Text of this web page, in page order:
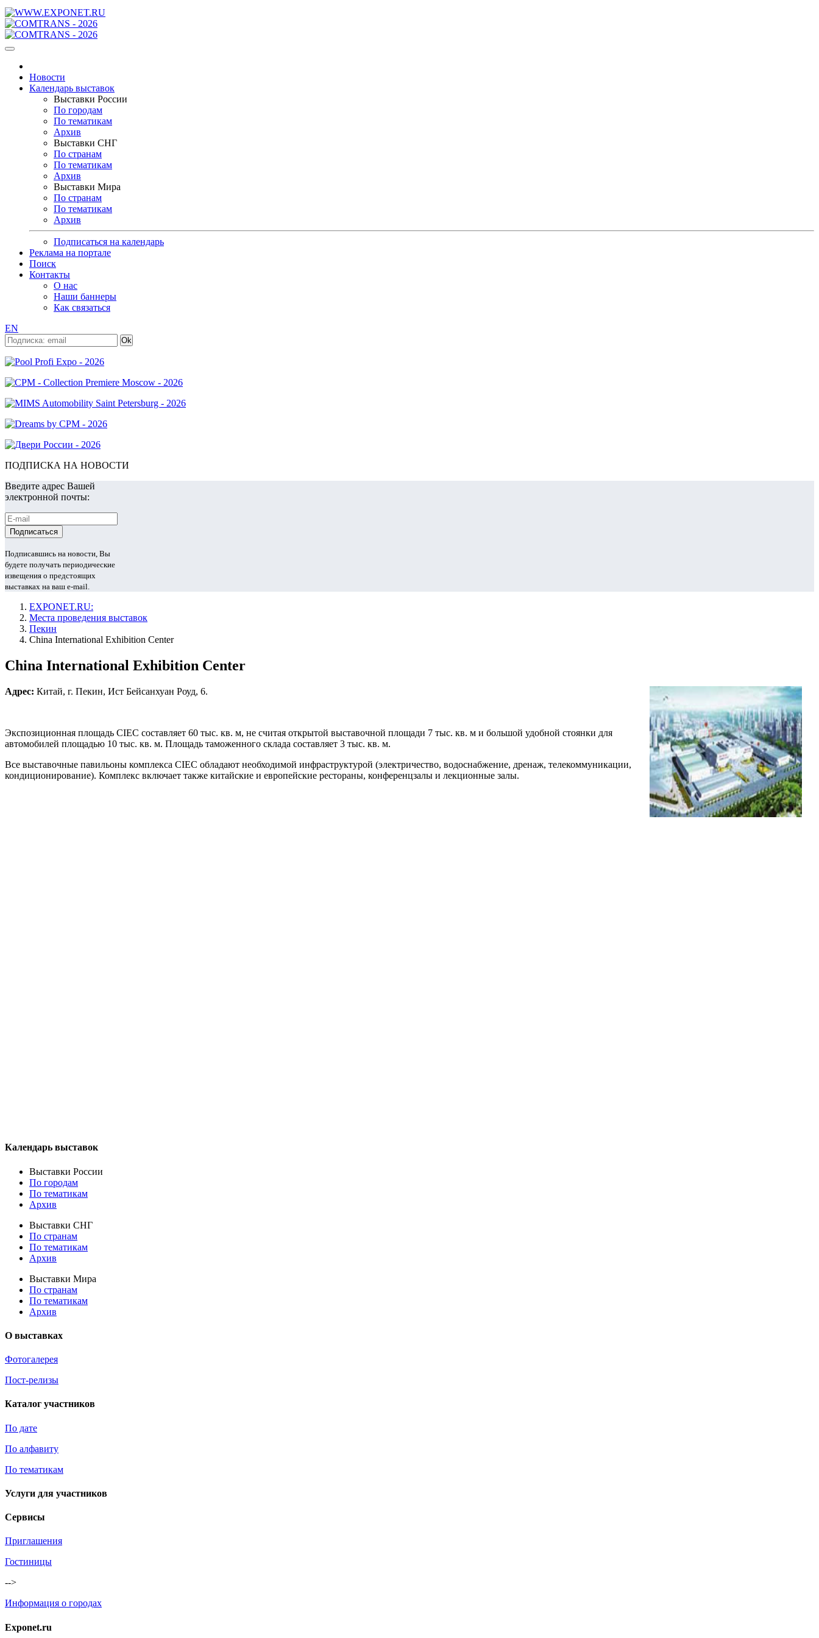
Новости
Календарь выставок
Выставки России
По городам
По тематикам
Архив
Выставки СНГ
По странам
По тематикам
Архив
Выставки Мира
По странам
По тематикам
Архив
Подписаться на календарь
Реклама на портале
Поиск
Контакты
О нас
Наши баннеры
Как связаться
EN
ПОДПИСКА НА НОВОСТИ
Введите адрес Вашей
электронной почты:
Подписавшись на новости, Вы
будете получать периодические
извещения о предстоящих
выставках на ваш e-mail.
EXPONET.RU:
Места проведения выставок
Пекин
China International Exhibition Center
China International Exhibition Center
Адрес: Китай, г. Пекин, Ист Бейсанхуан Роуд, 6.
Экспозиционная площадь CIEC составляет 60 тыс. кв. м, не считая открытой выставочной площади 7 тыс. кв. м и большой удобной стоянки для
автомобилей площадью 10 тыс. кв. м. Площадь таможенного склада составляет 3 тыс. кв. м.
Все выставочные павильоны комплекса CIEC обладают необходимой инфраструктурой (электричество, водоснабжение, дренаж, телекоммуникации,
кондиционирование). Комплекс включает также китайские и европейские рестораны, конференцзалы и лекционные залы.
Календарь выставок
Выставки России
По городам
По тематикам
Архив
Выставки СНГ
По странам
По тематикам
Архив
Выставки Мира
По странам
По тематикам
Архив
О выставках
Фотогалерея
Пост-релизы
Каталог участников
По дате
По алфавиту
По тематикам
Услуги для участников
Сервисы
Приглашения
Гостиницы
-->
Информация о городах
Exponet.ru